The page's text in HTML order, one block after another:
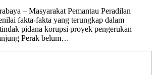
– Masyarakat Pemantau Peradilan
fakta-fakta yang terungkap dalam
pidana korupsi proyek pengerukan
Perak belum…